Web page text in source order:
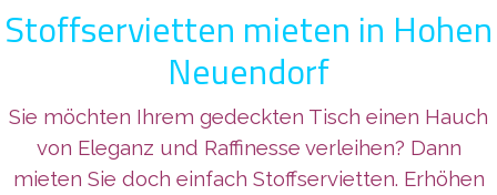
Stoffservietten mieten in Hohen
Neuendorf
Sie möchten Ihrem gedeckten Tisch einen Hauch
von Eleganz und Raffinesse verleihen? Dann
mieten Sie doch einfach Stoffservietten. Erhöhen